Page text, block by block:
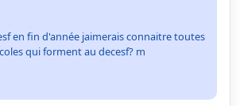
en fin d'année jaimerais connaitre toutes
qui forment au decesf? m